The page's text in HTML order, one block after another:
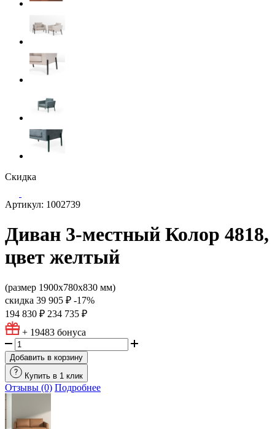
Скидка
Артикул: 1002739
Диван 3-местный Колор 4818,
цвет желтый
(размер 1900х780х830 мм)
скидка 39 905 ₽ -17%
194 830 ₽ 234 735 ₽
+ 19483 бонуса
Добавить в корзину
Купить в 1 клик
Отзывы (0) Подробнее